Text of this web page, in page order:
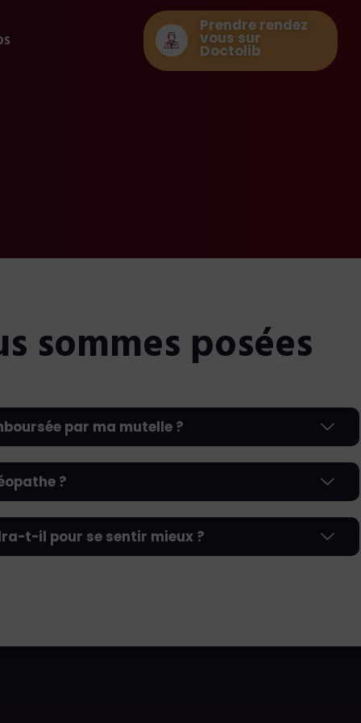
Prendre rendez
vous sur
Doctolib
sommes posées
par ma mutelle ?
?
t-il pour se sentir mieux ?